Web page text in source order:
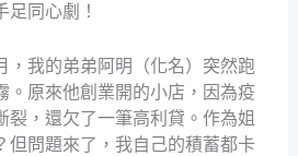
同心劇！
，我的弟弟阿明（化名）突然跑
。原來他創業開的小店，因為疫
裂，還欠了一筆高利貸。作為姐
但問題來了，我自己的積蓄都卡